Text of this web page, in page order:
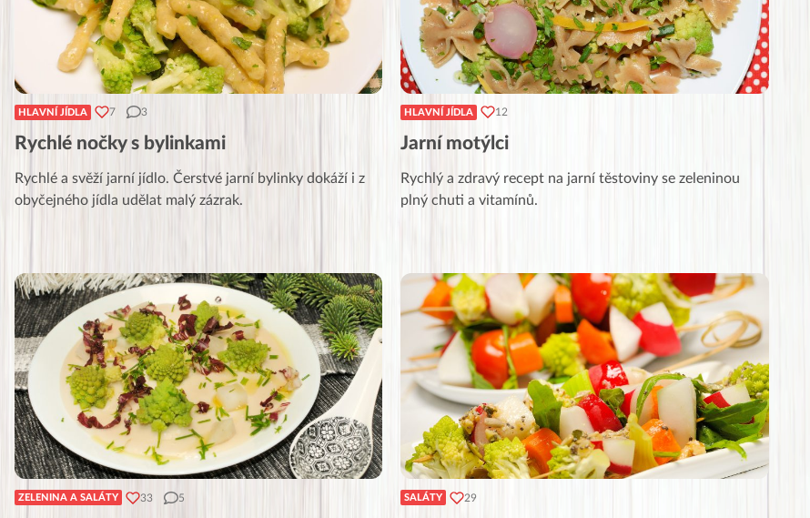
HLAVNÍ JÍDLA 7 3
Rychlé nočky s bylinkami
Rychlé a svěží jarní jídlo. Čerstvé jarní bylinky dokáží i z
obyčejného jídla udělat malý zázrak.
HLAVNÍ JÍDLA 12
Jarní motýlci
Rychlý a zdravý recept na jarní těstoviny se zeleninou
plný chuti a vitamínů.
ZELENINA A SALÁTY 33 5 SALÁTY 29